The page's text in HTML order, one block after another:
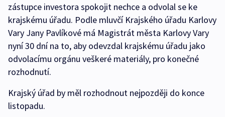
zástupce investora spokojit nechce a odvolal se ke
krajskému úřadu. Podle mluvčí Krajského úřadu Karlovy
Vary Jany Pavlíkové má Magistrát města Karlovy Vary
nyní 30 dní na to, aby odevzdal krajskému úřadu jako
odvolacímu orgánu veškeré materiály, pro konečné
rozhodnutí.
Krajský úřad by měl rozhodnout nejpozději do konce
listopadu.